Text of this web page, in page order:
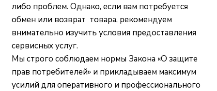
либо проблем. Однако, если вам потребуется
обмен или возврат товара, рекомендуем
внимательно изучить условия предоставления
сервисных услуг.
Мы строго соблюдаем нормы Закона «О защите
прав потребителей» и прикладываем максимум
усилий для оперативного и профессионального